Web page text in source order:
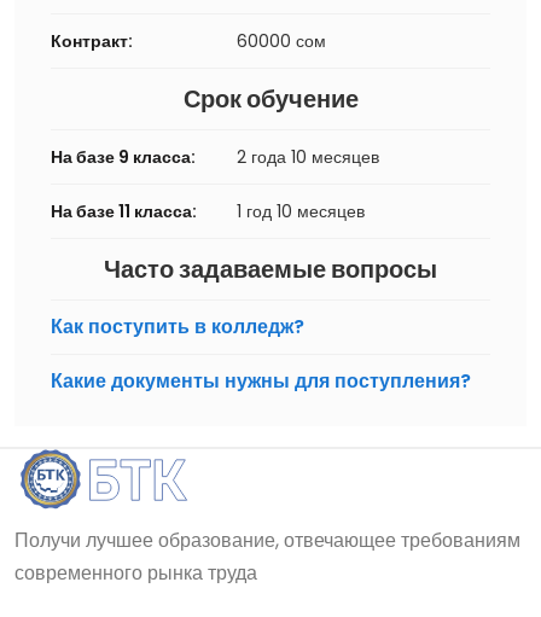
Контракт: 60000 сом
Срок обучение
На базе 9 класса: 2 года 10 месяцев
На базе 11 класса: 1 год 10 месяцев
Часто задаваемые вопросы
Как поступить в колледж?
Какие документы нужны для поступления?
Получи лучшее образование, отвечающее требованиям
современного рынка труда